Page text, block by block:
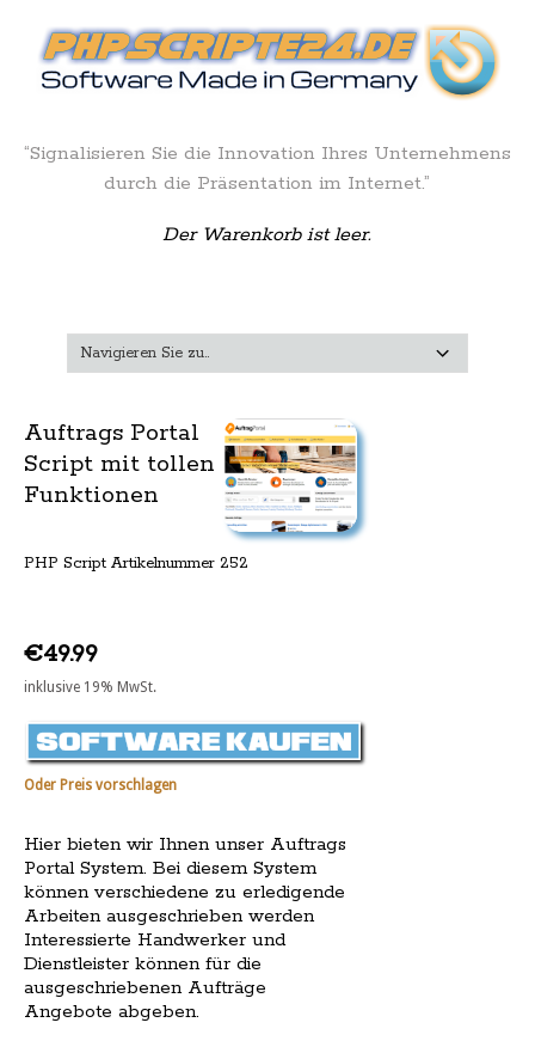
“Signalisieren Sie die Innovation Ihres Unternehmens
durch die Präsentation im Internet.”
Der Warenkorb ist leer.
Auftrags Portal
Script mit tollen
Funktionen
PHP Script Artikelnummer 252
€49.99
inklusive 19% MwSt.
Oder Preis vorschlagen
Hier bieten wir Ihnen unser Auftrags
Portal System. Bei diesem System
können verschiedene zu erledigende
Arbeiten ausgeschrieben werden
Interessierte Handwerker und
Dienstleister können für die
ausgeschriebenen Aufträge
Angebote abgeben.